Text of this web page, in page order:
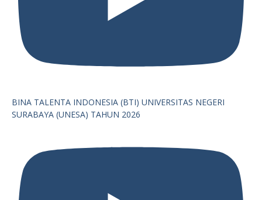
BINA TALENTA INDONESIA (BTI) UNIVERSITAS NEGERI
SURABAYA (UNESA) TAHUN 2026